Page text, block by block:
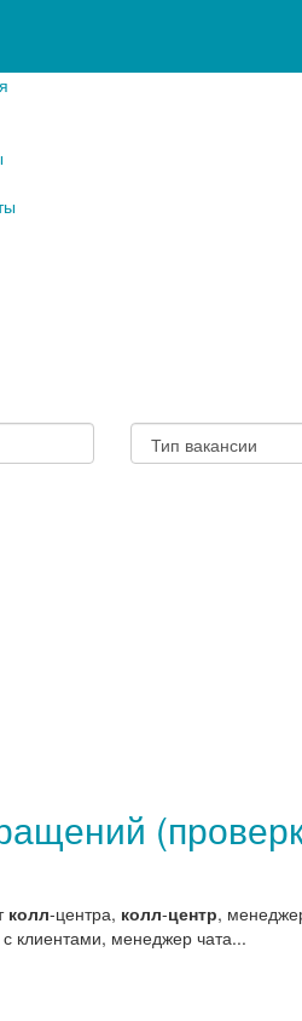
колл-центра, колл-центр,
клиентами, менеджер чата...